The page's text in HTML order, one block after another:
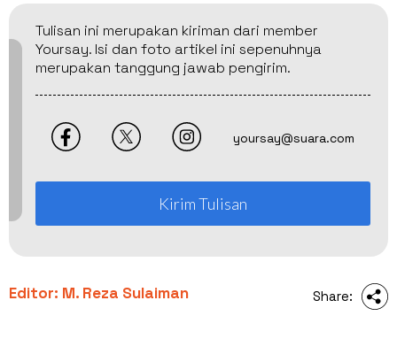
Tulisan ini merupakan kiriman dari member
Yoursay. Isi dan foto artikel ini sepenuhnya
merupakan tanggung jawab pengirim.
yoursay@suara.com
Kirim Tulisan
Editor: M. Reza Sulaiman Share: